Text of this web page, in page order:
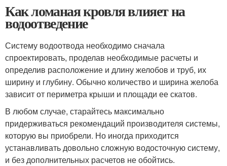
Как ломаная кровля влияет на
водоотведение
Систему водоотвода необходимо сначала
спроектировать, проделав необходимые расчеты и
определив расположение и длину желобов и труб, их
ширину и глубину. Обычно количество и ширина желоба
зависит от периметра крыши и площади ее скатов.
В любом случае, старайтесь максимально
придерживаться рекомендаций производителя системы,
которую вы приобрели. Но иногда приходится
устанавливать довольно сложную водосточную систему,
и без дополнительных расчетов не обойтись.